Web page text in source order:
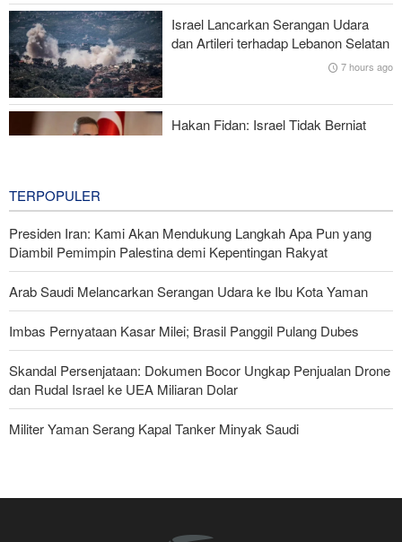
Brigjen Ebnolreza: Teknologi Iran Lebih Unggul daripada Sistem
Impor Mana Pun di Kawasan
Mengapa AS Nyaris Kehabisan Senjata dalam perang melawan
Iran?
Israel Lancarkan Serangan Udara
dan Artileri terhadap Lebanon Selatan
7 hours ago
Hakan Fidan: Israel Tidak Berniat
TERPOPULER
Presiden Iran: Kami Akan Mendukung Langkah Apa Pun yang
Diambil Pemimpin Palestina demi Kepentingan Rakyat
Arab Saudi Melancarkan Serangan Udara ke Ibu Kota Yaman
Imbas Pernyataan Kasar Milei; Brasil Panggil Pulang Dubes
Skandal Persenjataan: Dokumen Bocor Ungkap Penjualan Drone
dan Rudal Israel ke UEA Miliaran Dolar
Militer Yaman Serang Kapal Tanker Minyak Saudi